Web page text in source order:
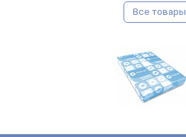
Все товары